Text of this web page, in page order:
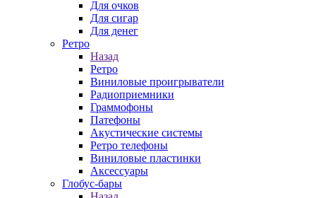
Для очков
Для сигар
Для денег
Ретро
Назад
Ретро
Виниловые проигрыватели
Радиоприемники
Граммофоны
Патефоны
Акустические системы
Ретро телефоны
Виниловые пластинки
Аксессуары
Глобус-бары